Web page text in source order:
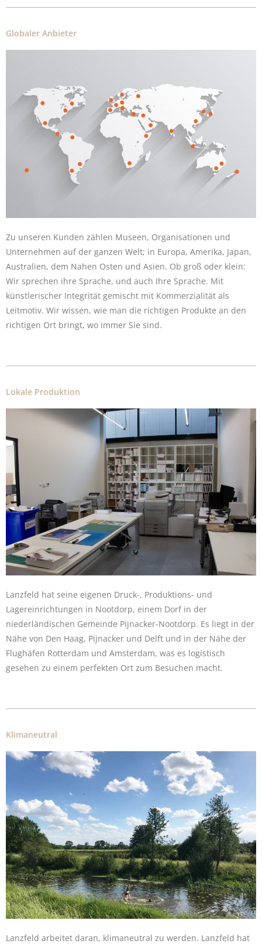
Globaler Anbieter
Zu unseren Kunden zählen Museen, Organisationen und
Unternehmen auf der ganzen Welt; in Europa, Amerika, Japan,
Australien, dem Nahen Osten und Asien. Ob groß oder klein:
Wir sprechen ihre Sprache, und auch Ihre Sprache. Mit
künstlerischer Integrität gemischt mit Kommerzialität als
Leitmotiv. Wir wissen, wie man die richtigen Produkte an den
richtigen Ort bringt, wo immer Sie sind.
Lokale Produktion
Lanzfeld hat seine eigenen Druck-, Produktions- und
Lagereinrichtungen in Nootdorp, einem Dorf in der
niederländischen Gemeinde Pijnacker-Nootdorp. Es liegt in der
Nähe von Den Haag, Pijnacker und Delft und in der Nähe der
Flughäfen Rotterdam und Amsterdam, was es logistisch
gesehen zu einem perfekten Ort zum Besuchen macht.
Klimaneutral
Lanzfeld arbeitet daran, klimaneutral zu werden. Lanzfeld hat